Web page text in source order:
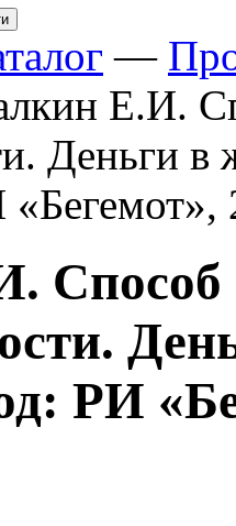
—
Е.И.
Деньги
Способ
РИ